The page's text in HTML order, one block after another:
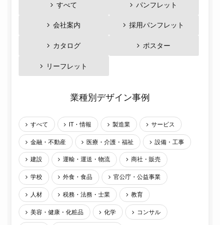
すべて パンフレット
会社案内 採用パンフレット
カタログ ポスター
リーフレット
業種別デザイン事例
すべて IT・情報 製造業 サービス
金融・不動産 医療・介護・福祉 設備・工事
建設 運輸・運送・物流 商社・販売
学校 外食・食品 官公庁・公益事業
人材 税務・法務・士業 教育
美容・健康・化粧品 化学 コンサル